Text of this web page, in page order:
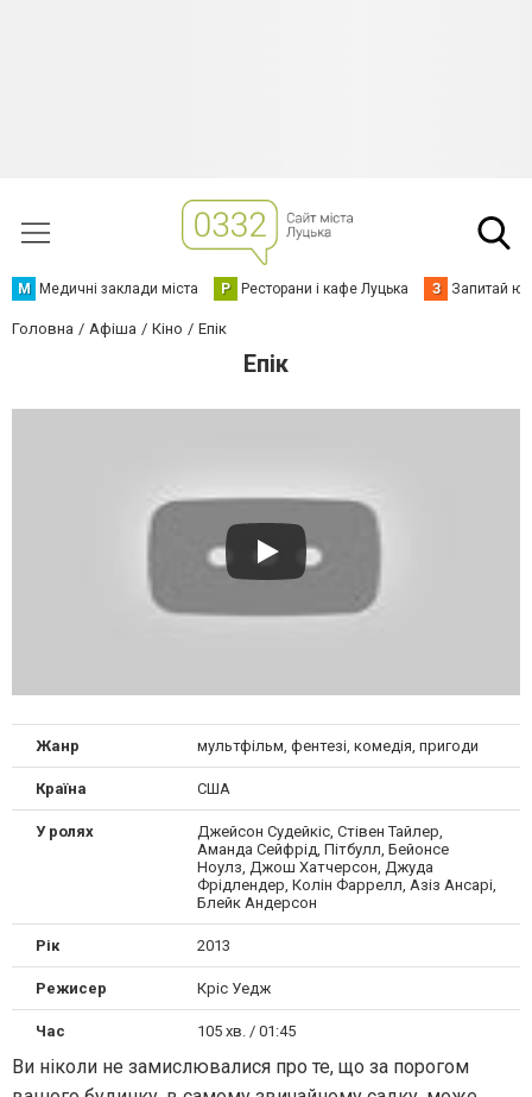
М Медичні заклади міста Р Ресторани і кафе Луцька З Запитай
Головна Афіша Кіно Епік
Епік
Жанр мультфільм, фентезі, комедія, пригоди
Країна США
У ролях
Джейсон Судейкіс, Стівен Тайлер,
Аманда Сейфрід, Пітбулл, Бейонсе
Ноулз, Джош Хатчерсон, Джуда
Фрідлендер, Колін Фаррелл, Азіз Ансарі,
Блейк Андерсон
Рік 2013
Режисер Кріс Уедж
Час 105 хв. / 01:45
Ви ніколи не замислювалися про те, що за порогом